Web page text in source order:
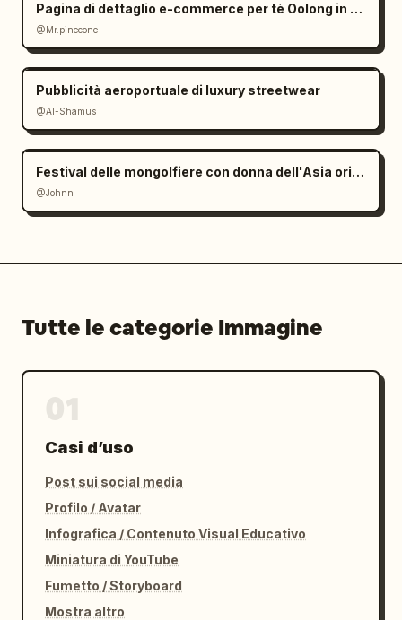
Pagina di dettaglio e-commerce per tè Oolong in stile Zen
@Mr.pinecone
Pubblicità aeroportuale di luxury streetwear
@Al-Shamus
Festival delle mongolfiere con donna dell'Asia orientale
@Johnn
Tutte le categorie Immagine
Casi d’uso
Post sui social media
Profilo / Avatar
Infografica / Contenuto Visual Educativo
Miniatura di YouTube
Fumetto / Storyboard
Mostra altro